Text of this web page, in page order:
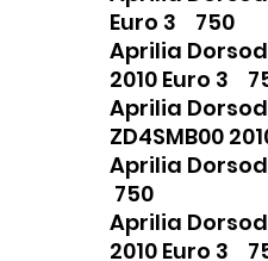
Euro 3 750
Aprilia
2010 Euro 3
Aprilia
ZD4SMB00
Aprilia
750
Aprilia
2010 Euro 3